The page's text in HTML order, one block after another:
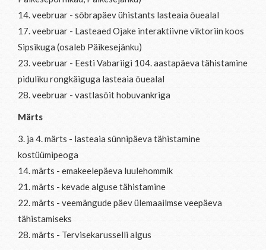
14. veebruar - sõbrapäev ühistants lasteaia õuealal
17. veebruar - Lasteaed Ojake interaktiivne viktoriin koos
Sipsikuga (osaleb Päikesejänku)
23. veebruar - Eesti Vabariigi 104. aastapäeva tähistamine
piduliku rongkäiguga lasteaia õuealal
28. veebruar - vastlasõit hobuvankriga
Märts
3. ja 4. märts - lasteaia sünnipäeva tähistamine
kostüümipeoga
14. märts - emakeelepäeva luulehommik
21. märts - kevade alguse tähistamine
22. märts - veemängude päev ülemaailmse veepäeva
tähistamiseks
28. märts - Tervisekarusselli algus